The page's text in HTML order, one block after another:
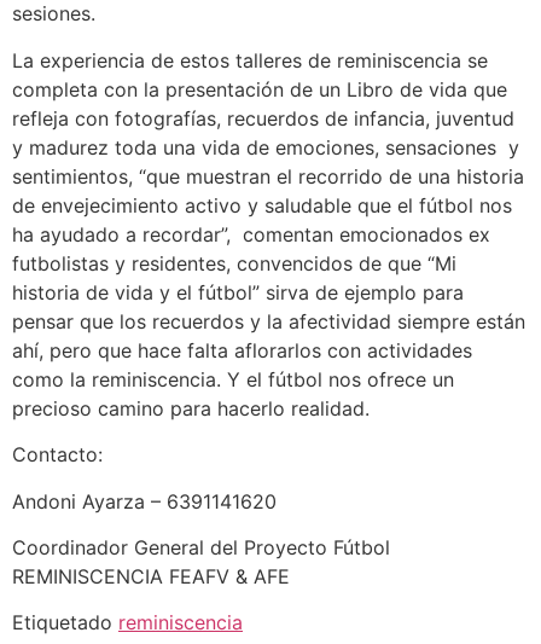
sesiones.
La experiencia de estos talleres de reminiscencia se
completa con la presentación de un Libro de vida que
refleja con fotografías, recuerdos de infancia, juventud
y madurez toda una vida de emociones, sensaciones y
sentimientos, “que muestran el recorrido de una historia
de envejecimiento activo y saludable que el fútbol nos
ha ayudado a recordar”, comentan emocionados ex
futbolistas y residentes, convencidos de que “Mi
historia de vida y el fútbol” sirva de ejemplo para
pensar que los recuerdos y la afectividad siempre están
ahí, pero que hace falta aflorarlos con actividades
como la reminiscencia. Y el fútbol nos ofrece un
precioso camino para hacerlo realidad.
Contacto:
Andoni Ayarza – 6391141620
Coordinador General del Proyecto Fútbol
REMINISCENCIA FEAFV & AFE
Etiquetado reminiscencia